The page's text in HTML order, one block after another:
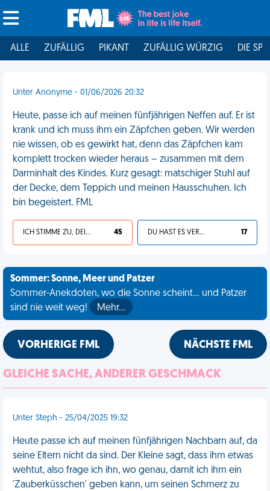
ALLE ZUFÄLLIG PIKANT ZUFÄLLIG WÜRZIG DIE
Unter Anonyme - 01/06/2026 20:32
Heute, passe ich auf meinen fünfjährigen Neffen auf. Er ist
krank und ich muss ihm ein Zäpfchen geben. Wir werden
nie wissen, ob es gewirkt hat, denn das Zäpfchen kam
komplett trocken wieder heraus – zusammen mit dem
Darminhalt des Kindes. Kurz gesagt: matschiger Stuhl auf
der Decke, dem Teppich und meinen Hausschuhen. Ich
bin begeistert. FML
ICH STIMME ZU, DEIN LEBEN IST SCHEISSE 45 DU HAST ES VERDIENT 17
Sommer: Sonne, Meer und Patzer
Sommer-Anekdoten, wo die Sonne scheint... und Patzer
sind nie weit weg!
Mehr…
VORHERIGE FML NÄCHSTE FML
GLEICHE SACHE, ANDERER GESCHMACK
Unter Steph - 25/04/2025 19:32
Heute passe ich auf meinen fünfjährigen Nachbarn auf, da
seine Eltern nicht da sind. Der Kleine sagt, dass ihm etwas
wehtut, also frage ich ihn, wo genau, damit ich ihm ein
'Zauberküsschen' geben kann, um seinen Schmerz zu